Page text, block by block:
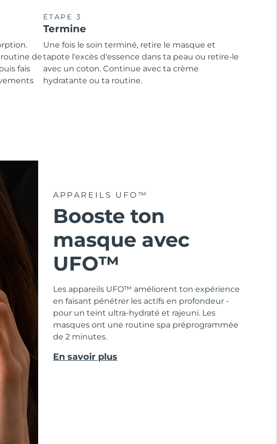
de
fais
ÉTAPE 3
Termine
Une fois le soin terminé, retire le masque et
tapote l'excès d'essence dans ta peau ou retire-le
avec un coton. Continue avec ta crème
hydratante ou ta routine.
APPAREILS UFO™
Booste ton
masque avec
UFO™
Les appareils UFO™ améliorent ton expérience
en faisant pénétrer les actifs en profondeur -
pour un teint ultra-hydraté et rajeuni. Les
masques ont une routine spa préprogrammée
de 2 minutes.
En savoir plus